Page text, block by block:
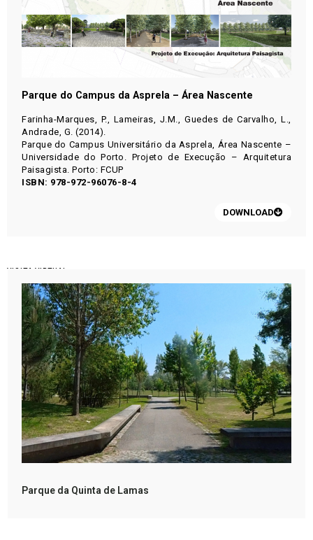
Parque do Campus da Asprela – Área Nascente
Farinha-Marques, P., Lameiras, J.M., Guedes de Carvalho, L.,
Andrade, G. (2014).
Parque do Campus Universitário da Asprela, Área Nascente –
Universidade do Porto. Projeto de Execução – Arquitetura
Paisagista. Porto: FCUP
ISBN: 978-972-96076-8-4
DOWNLOAD
VISITA VIRTUAL
Parque da Quinta de Lamas